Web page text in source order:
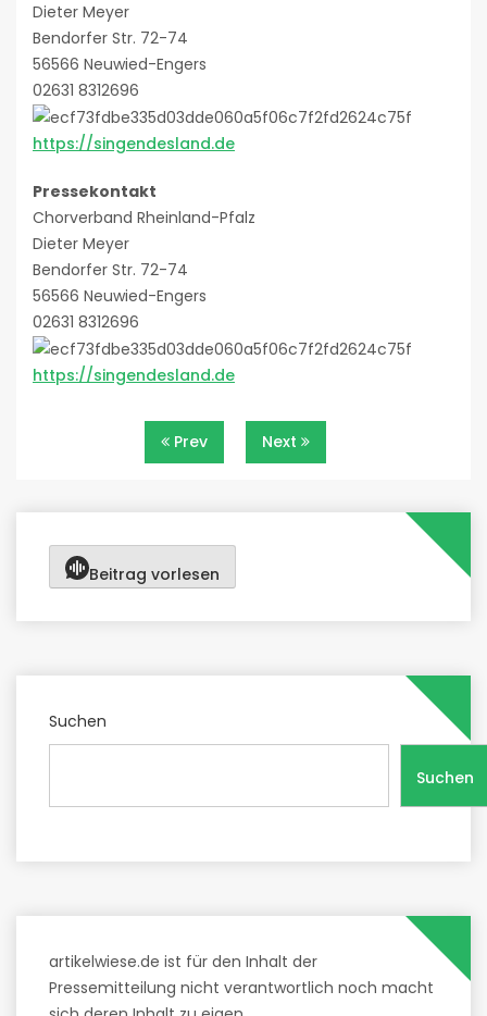
Dieter Meyer
Bendorfer Str. 72-74
56566 Neuwied-Engers
02631 8312696
https://singendesland.de
Pressekontakt
Chorverband Rheinland-Pfalz
Dieter Meyer
Bendorfer Str. 72-74
56566 Neuwied-Engers
02631 8312696
https://singendesland.de
Beitragsnavigation
Prev Next
Beitrag vorlesen
Suchen
Suchen
artikelwiese.de ist für den Inhalt der
Pressemitteilung nicht verantwortlich noch macht